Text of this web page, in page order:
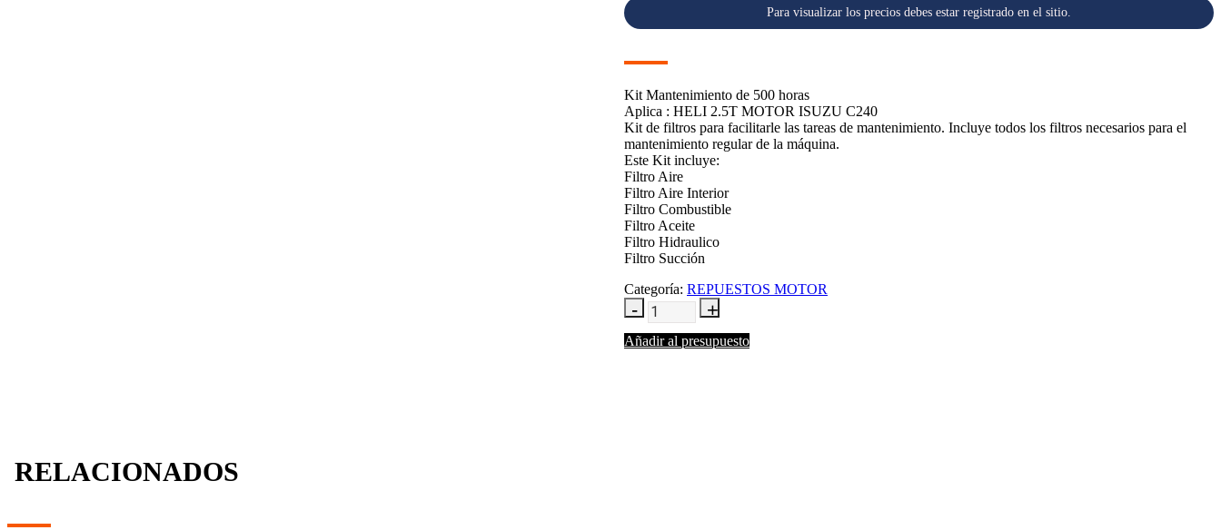
Para visualizar los precios debes estar registrado en el sitio.
Kit Mantenimiento de 500 horas
Aplica : HELI 2.5T MOTOR ISUZU C240
Kit de filtros para facilitarle las tareas de mantenimiento. Incluye todos los filtros necesarios para el
mantenimiento regular de la máquina.
Este Kit incluye:
Filtro Aire
Filtro Aire Interior
Filtro Combustible
Filtro Aceite
Filtro Hidraulico
Filtro Succión
Categoría: REPUESTOS MOTOR
Añadir al presupuesto
RELACIONADOS